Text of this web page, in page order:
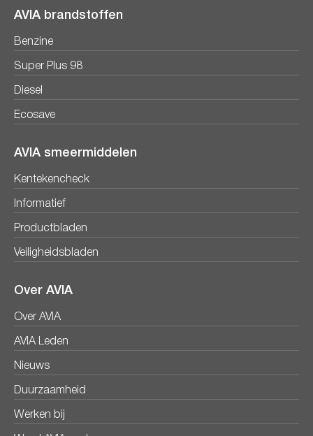
AVIA brandstoffen
Benzine
Super Plus 98
Diesel
Ecosave
AVIA smeermiddelen
Kentekencheck
Informatief
Productbladen
Veiligheidsbladen
Over AVIA
Over AVIA
AVIA Leden
Nieuws
Duurzaamheid
Werken bij